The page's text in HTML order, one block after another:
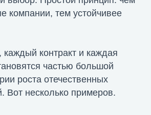
компании, тем устойчивее
каждый контракт и каждая
частью большой
роста отечественных
Вот несколько примеров.